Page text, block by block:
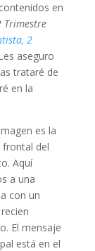
en
Trimestre
2
aseguro
trataré de
en la
es la
frontal del
Aquí
a una
con un
El mensaje
está en el